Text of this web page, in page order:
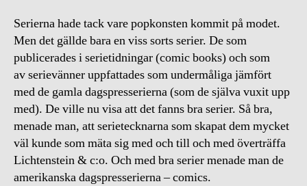
Serierna hade tack vare popkonsten kommit på modet.
Men det gällde bara en viss sorts serier. De som
publicerades i serietidningar (comic books) och som
av serievänner uppfattades som undermåliga jämfört
med de gamla dagspresserierna (som de själva vuxit upp
med). De ville nu visa att det fanns bra serier. Så bra,
menade man, att serietecknarna som skapat dem mycket
väl kunde som mäta sig med och till och med överträffa
Lichtenstein & c:o. Och med bra serier menade man de
amerikanska dagspresserierna – comics.